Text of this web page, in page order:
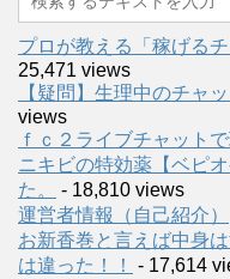
プロが教える「稼げる
25,471 views
【疑問】生理中のチャ
views
ｆｃ２ライブチャット
ニキビの特効薬【ベピ
た。
- 18,810 views
運営者情報（自己紹介）
お新香巻と言えば中身
は違った！！
- 17,614